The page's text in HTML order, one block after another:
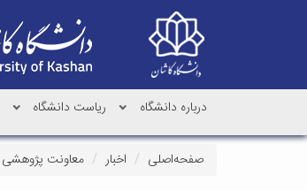
درباره دانشگاه ریاست دانشگاه
صفحه‌اصلی اخبار معاونت پژوهشی